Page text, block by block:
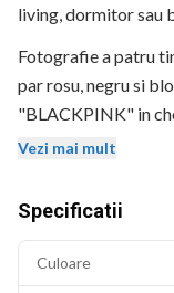
living, dormitor sau
Fotografie a patru
par rosu, negru si
"BLACKPINK" in
semnaturi caligrafice.
Vezi mai mult
Specificatii
Culoare